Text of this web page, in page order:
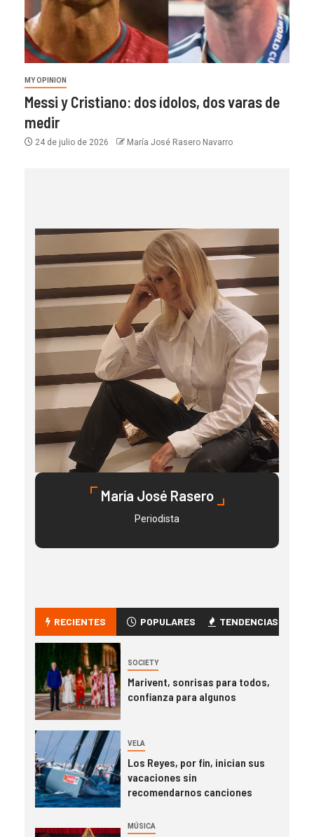
MY OPINION
Messi y Cristiano: dos ídolos, dos varas de
medir
24 de julio de 2026 María José Rasero Navarro
María José Rasero
Periodista
RECIENTES POPULARES TENDENCIAS
SOCIETY
Marivent, sonrisas para todos,
confianza para algunos
VELA
Los Reyes, por fin, inician sus
vacaciones sin
recomendarnos canciones
MÚSICA